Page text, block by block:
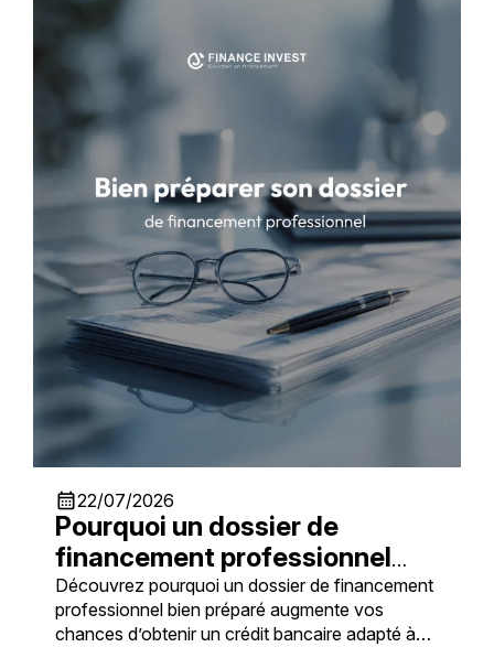
calendar_month22/07/2026
Pourquoi un dossier de
financement professionnel
doit être bien préparé ?
Découvrez pourquoi un dossier de financement
professionnel bien préparé augmente vos
chances d’obtenir un crédit bancaire adapté à